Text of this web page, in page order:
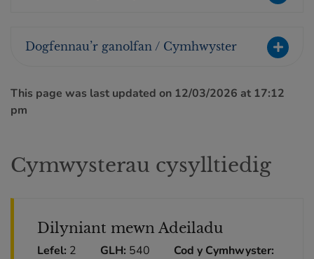
Dogfennau’r ganolfan / Cymhwyster
This page was last updated on 12/03/2026 at 17:12
pm
Cymwysterau cysylltiedig
Dilyniant mewn Adeiladu
Lefel: 2 GLH: 540
Cod y Cymhwyster: